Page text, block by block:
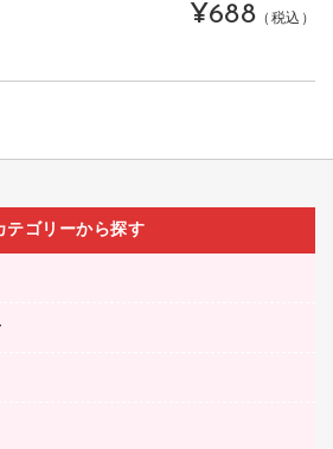
¥688 （税込）
テゴリーから探す
品・飲料・食添製品）
ー